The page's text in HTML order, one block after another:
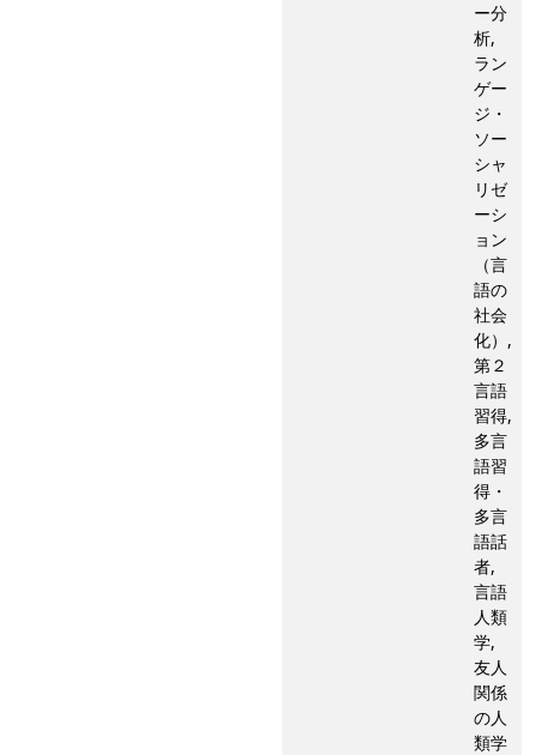
ー分
析,
ラン
ゲー
ジ・
ソー
シャ
リゼ
ーシ
ョン
（言
語の
社会
化）,
第２
言語
習得,
多言
語習
得・
多言
語話
者,
言語
人類
学,
友人
関係
の人
類学